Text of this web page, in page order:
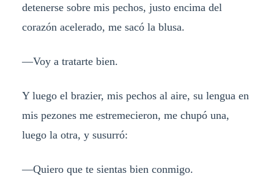
detenerse sobre mis pechos, justo encima del
corazón acelerado, me sacó la blusa.
—Voy a tratarte bien.
Y luego el brazier, mis pechos al aire, su lengua en
mis pezones me estremecieron, me chupó una,
luego la otra, y susurró:
—Quiero que te sientas bien conmigo.